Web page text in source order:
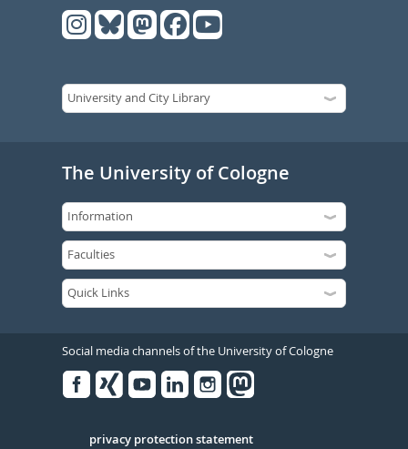
The University of Cologne
Social media channels of the University of Cologne
Serivce
privacy protection statement